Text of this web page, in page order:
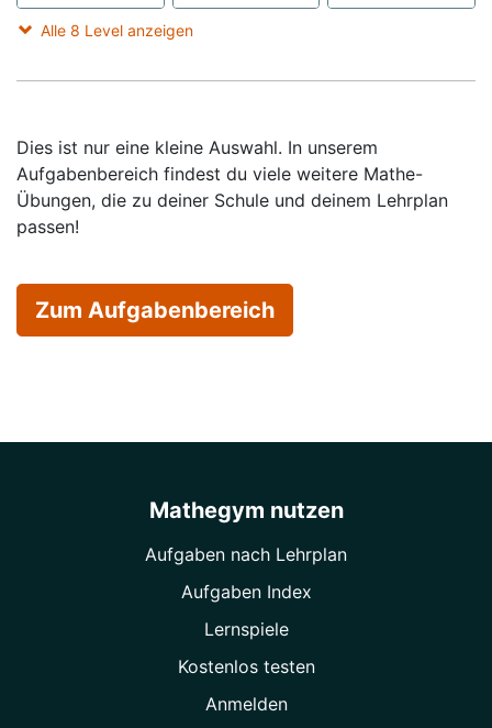
Alle 8 Level anzeigen
Dies ist nur eine kleine Auswahl. In unserem
Aufgabenbereich findest du viele weitere Mathe-
Übungen, die zu deiner Schule und deinem Lehrplan
passen!
Zum Aufgabenbereich
Mathegym nutzen
Aufgaben nach Lehrplan
Aufgaben Index
Lernspiele
Kostenlos testen
Anmelden